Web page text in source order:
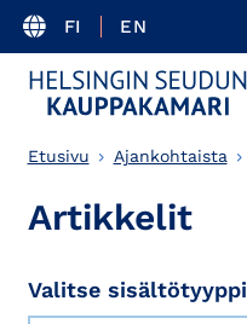
FI EN
Etusivu Ajankohtaista
Artikkelit
Valitse sisältötyyppi